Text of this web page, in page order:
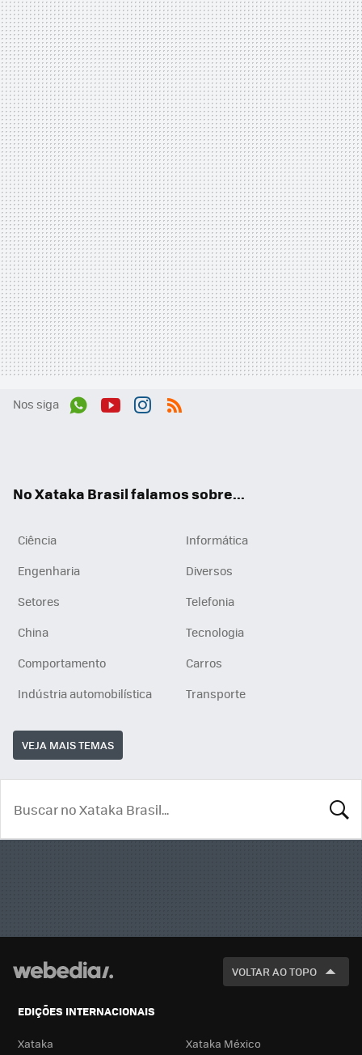
Nos siga
No Xataka Brasil falamos sobre...
Ciência
Informática
Engenharia
Diversos
Setores
Telefonia
China
Tecnologia
Comportamento
Carros
Indústria automobilística
Transporte
VEJA MAIS TEMAS
VOLTAR AO TOPO
EDIÇÕES INTERNACIONAIS
Xataka Xataka México